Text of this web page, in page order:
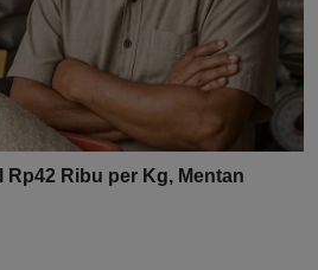
Ribu per Kg, Mentan